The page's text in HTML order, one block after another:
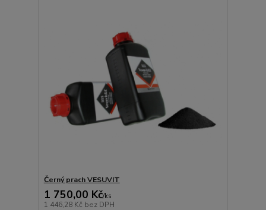
Černý prach VESUVIT
1 750,00 Kč/ks
1 446,28 Kč bez DPH